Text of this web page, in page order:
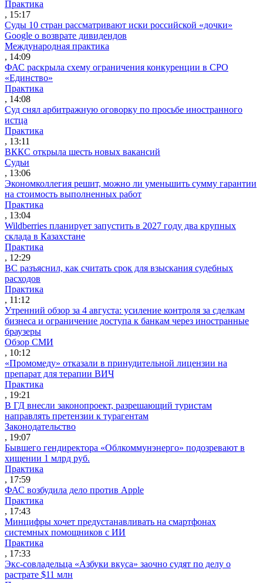
Практика
, 15:17
Суды 10 стран рассматривают иски российской «дочки»
Google о возврате дивидендов
Международная практика
, 14:09
ФАС раскрыла схему ограничения конкуренции в СРО
«Единство»
Практика
, 14:08
Суд снял арбитражную оговорку по просьбе иностранного
истца
Практика
, 13:11
ВККС открыла шесть новых вакансий
Судьи
, 13:06
Экономколлегия решит, можно ли уменьшить сумму гарантии
на стоимость выполненных работ
Практика
, 13:04
Wildberries планирует запустить в 2027 году два крупных
склада в Казахстане
Практика
, 12:29
ВС разъяснил, как считать срок для взыскания судебных
расходов
Практика
, 11:12
Утренний обзор за 4 августа: усиление контроля за сделкам
бизнеса и ограничение доступа к банкам через иностранные
браузеры
Обзор СМИ
, 10:12
«Промомеду» отказали в принудительной лицензии на
препарат для терапии ВИЧ
Практика
, 19:21
В ГД внесли законопроект, разрешающий туристам
направлять претензии к турагентам
Законодательство
, 19:07
Бывшего гендиректора «Облкоммунэнерго» подозревают в
хищении 1 млрд руб.
Практика
, 17:59
ФАС возбудила дело против Apple
Практика
, 17:43
Минцифры хочет предустанавливать на смартфонах
системных помощников с ИИ
Практика
, 17:33
Экс-совладельца «Азбуки вкуса» заочно судят по делу о
растрате $11 млн